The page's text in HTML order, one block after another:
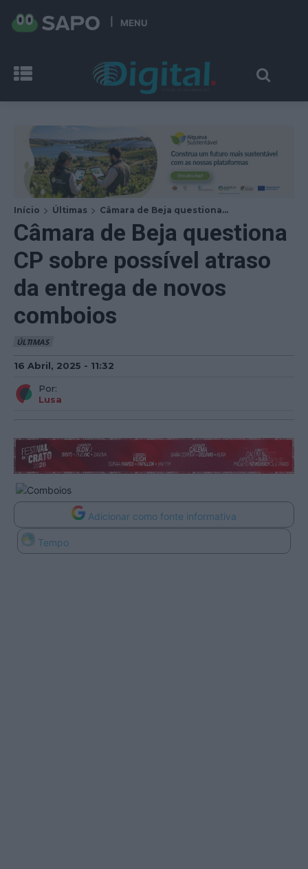
MENU
Início Últimas Câmara de Beja questiona...
Câmara de Beja questiona
CP sobre possível atraso
da entrega de novos
comboios
ÚLTIMAS
16 Abril, 2025 - 11:32
Por:
Lusa
Adicionar como fonte informativa
Tempo